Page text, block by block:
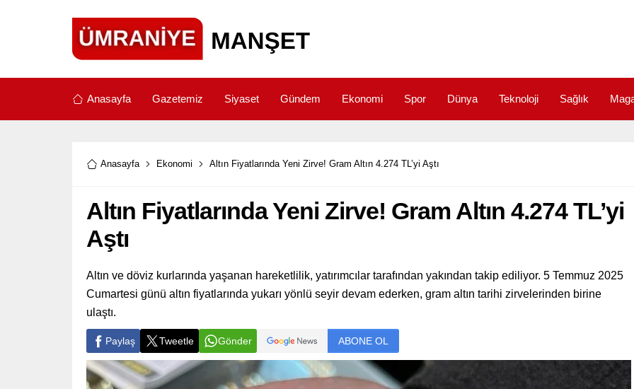
Anasayfa Gazetemiz Siyaset Gündem Ekonomi Spor Dünya Teknoloji Sağlık
Anasayfa Ekonomi Altın Fiyatlarında Yeni Zirve! Gram Altın 4.274 TL’yi Aştı
Altın Fiyatlarında Yeni Zirve! Gram Altın 4.274 TL’yi
Aştı
Altın ve döviz kurlarında yaşanan hareketlilik, yatırımcılar tarafından yakından takip ediliyor. 5 Temmuz 2025
Cumartesi günü altın fiyatlarında yukarı yönlü seyir devam ederken, gram altın tarihi zirvelerinden birine
ulaştı.
Paylaş Tweetle Gönder ABONE OL